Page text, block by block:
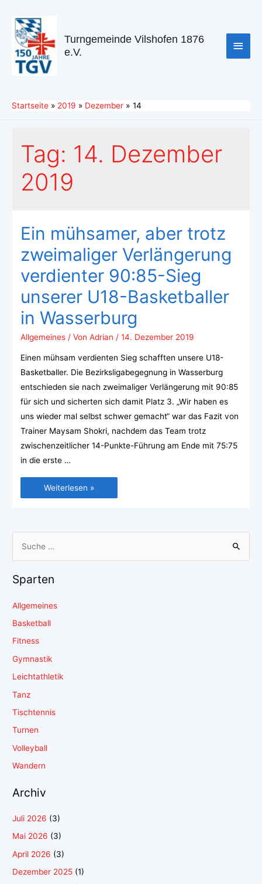
Turngemeinde Vilshofen 1876
e.V.
Startseite 2019 Dezember 14
Tag: 14. Dezember
2019
Ein mühsamer, aber trotz
zweimaliger Verlängerung
verdienter 90:85-Sieg
unserer U18-Basketballer
in Wasserburg
Allgemeines/ Von Adrian / 14. Dezember 2019
Einen mühsam verdienten Sieg schafften unsere U18-
Basketballer. Die Bezirksligabegegnung in Wasserburg
entschieden sie nach zweimaliger Verlängerung mit 90:85
für sich und sicherten sich damit Platz 3. „Wir haben es
uns wieder mal selbst schwer gemacht“ war das Fazit von
Trainer Maysam Shokri, nachdem das Team trotz
zwischenzeitlicher 14-Punkte-Führung am Ende mit 75:75
in die erste …
Weiterlesen »
Sparten
Allgemeines
Basketball
Fitness
Gymnastik
Leichtathletik
Tanz
Tischtennis
Turnen
Volleyball
Wandern
Archiv
Juli 2026 (3)
Mai 2026 (3)
April 2026 (3)
Dezember 2025 (1)